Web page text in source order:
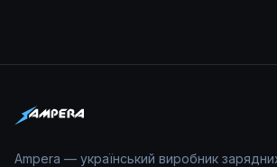
Ampera — український виробник